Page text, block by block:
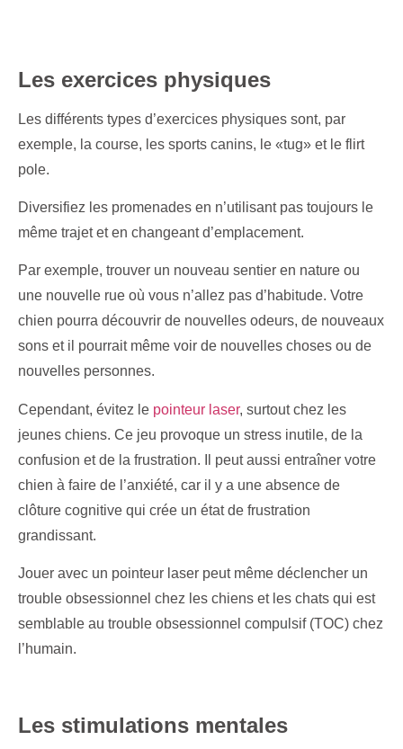
Les exercices physiques
Les différents types d’exercices physiques sont, par
exemple, la course, les sports canins, le «tug» et le flirt
pole.
Diversifiez les promenades en n’utilisant pas toujours le
même trajet et en changeant d’emplacement.
Par exemple, trouver un nouveau sentier en nature ou
une nouvelle rue où vous n’allez pas d’habitude. Votre
chien pourra découvrir de nouvelles odeurs, de nouveaux
sons et il pourrait même voir de nouvelles choses ou de
nouvelles personnes.
Cependant, évitez le pointeur laser, surtout chez les
jeunes chiens. Ce jeu provoque un stress inutile, de la
confusion et de la frustration. Il peut aussi entraîner votre
chien à faire de l’anxiété, car il y a une absence de
clôture cognitive qui crée un état de frustration
grandissant.
Jouer avec un pointeur laser peut même déclencher un
trouble obsessionnel chez les chiens et les chats qui est
semblable au trouble obsessionnel compulsif (TOC) chez
l’humain.
Les stimulations mentales